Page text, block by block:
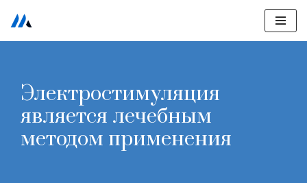
Перейти
Электростимуляция
является лечебным
методом применения